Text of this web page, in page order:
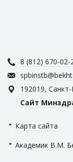
8 (812) 670-02-
192019,
Сайт
Карта сайта
Академик В.М.